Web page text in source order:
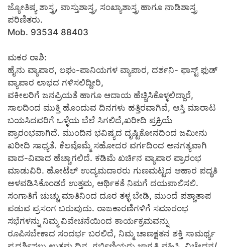
ಜ್ಯೋತಿಷ್ಯ ಶಾಸ್ತ್ರ, ವಾಸ್ತುಶಾಸ್ತ್ರ, ಸಂಖ್ಯಾಶಾಸ್ತ್ರ ಹಾಗೂ ನಾಡಿಶಾಸ್ತ್ರ
ಪರಿಣಿತರು.
Mob. 93534 88403
ಮಕರ ರಾಶಿ:
ಹೈನು ವ್ಯಾಪಾರ, ಲಘು-ಪಾನಿಯಗಳ ವ್ಯಾಪಾರ, ದರ್ಶನಿ- ಫಾಸ್ಟ್ ಫುಡ್
ವ್ಯಾಪಾರ ಲಾಭದ ಗಳಿಸಲಿದ್ದೀರಿ,
ವಕೀಲರಿಗೆ ಜನಪ್ರಿಯತೆ ಹಾಗೂ ಆದಾಯ ಹೆಚ್ಚಿಸಿಕೊಳ್ಳಲಿದ್ದಾರೆ,
ಸಾಲದಿಂದ ಮುಕ್ತಿ ಹೊಂದುವ ದಿನಗಳು ಹತ್ತಿರವಾಗಿವೆ, ಆಸ್ತಿ ಮಾರಾಟ
ಬಯಸಿದವರಿಗೆ ಒಳ್ಳೆಯ ಬೆಲೆ ಸಿಗಲಿದೆ,ಖರೀದಿ ಪ್ರಕ್ರಿಯೆ
ಪ್ರಾರಂಭವಾಗಿದೆ. ಮುಂದಿನ ಭವಿಷ್ಯದ ದೃಷ್ಟಿಕೋನದಿಂದ ಜಮೀನು
ಖರೀದಿ ಸಾಧ್ಯತೆ. ಕೆಲವೊಮ್ಮೆ ಸಹೋದರ ವರ್ಗದಿಂದ ಅನಗತ್ಯವಾಗಿ
ವಾದ-ವಿವಾದ ಹೆಚ್ಚಾಗಲಿದೆ. ಕಡಿಮೆ ಖರ್ಚಿನ ವ್ಯಾಪಾರ ಪ್ರಾರಂಭ
ಮಾಡುವಿರಿ. ಹೋಟೆಲ್ ಉದ್ಯಮದಾರರು ಗುಣಮಟ್ಟದ ಆಹಾರ ಪದ್ಧತಿ
ಅಳವಡಿಸಿಕೊಂಡರೆ ಉತ್ತಮ, ಆರ್ಥಿಕತೆ ನಿಮಗೆ ದಯಪಾಲಿಸಲಿ.
ಸಂಗಾತಿಗೆ ಚುಚ್ಚು ಮಾತಿನಿಂದ ದೂರ ತಳ್ಳ ಬೇಡಿ, ಮುಂದೆ ಪಶ್ಚಾತಾಪ
ಪಡುವ ಪ್ರಸಂಗ ಬರುವುದು. ರಾಜಕಾರಣಿಗಳಿಗೆ ಸಮಾರಂಭ
ಸಭೆಗಳನ್ನು ನಿಮ್ಮ ವಿವೇಚನೆಯಿಂದ ಕಾರ್ಯಕ್ರಮವನ್ನು
ರೂಪಿಸಬೇಕಾದ ಸಂದರ್ಭ ಬರಲಿದೆ, ನಿಮ್ಮ ಚಾಣಕ್ಷತನ ಶಕ್ತಿ ಸಾಮರ್ಥ್ಯ